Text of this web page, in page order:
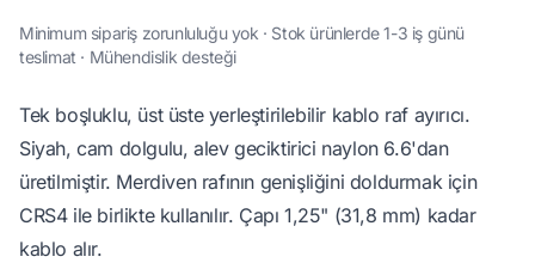
Minimum sipariş zorunluluğu yok · Stok ürünlerde 1-3 iş günü
teslimat · Mühendislik desteği
Tek boşluklu, üst üste yerleştirilebilir kablo raf ayırıcı.
Siyah, cam dolgulu, alev geciktirici naylon 6.6'dan
üretilmiştir. Merdiven rafının genişliğini doldurmak için
CRS4 ile birlikte kullanılır. Çapı 1,25" (31,8 mm) kadar
kablo alır.